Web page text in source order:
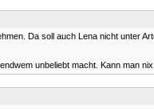
Da soll auch Lena nicht unter
unbeliebt macht. Kann man